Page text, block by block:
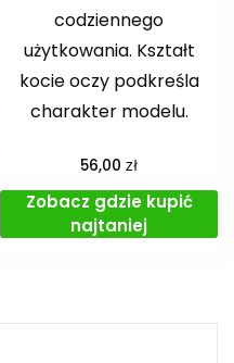
codziennego
użytkowania. Kształt
kocie oczy podkreśla
charakter modelu.
56,00zł
Zobacz gdzie kupić
najtaniej